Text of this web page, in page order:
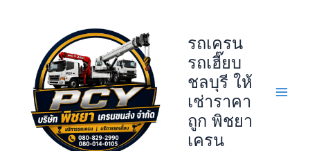
รถเครน
รถเฮี๊ยบ
ชลบุรี ให้
เช่าราคา
ถูก พิชยา
เครน